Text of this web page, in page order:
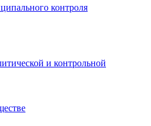
контроля
и контрольной